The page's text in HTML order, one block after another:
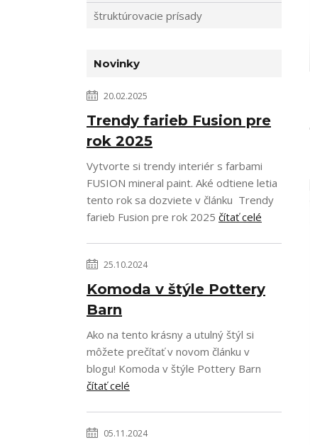
štruktúrovacie prísady
Novinky
20.02.2025
Trendy farieb Fusion pre
rok 2025
Vytvorte si trendy interiér s farbami
FUSION mineral paint. Aké odtiene letia
tento rok sa dozviete v článku Trendy
farieb Fusion pre rok 2025 čítať celé
25.10.2024
Komoda v štýle Pottery
Barn
Ako na tento krásny a utulný štýl si
môžete prečítať v novom článku v
blogu! Komoda v štýle Pottery Barn
čítať celé
05.11.2024